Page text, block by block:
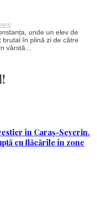
on
Șoc
și
indignare
în
unui
coleg
unde un elev de
în plină zi de către
vârstă...
în Caraș-Severin.
cu flăcările în zone